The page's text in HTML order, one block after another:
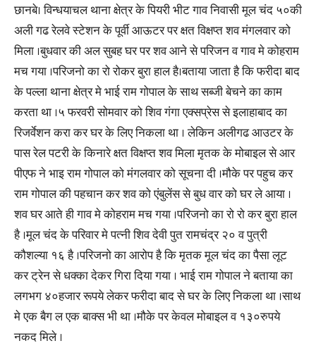
छानबे। विन्धयाचल थाना क्षेत्र के पियरी भीट गाव निवासी मूल चंद ५०की
अली गढ रेलवे स्टेशन के पूर्वी आऊटर पर क्षत विक्षप्त शव मंगलवार को
मिला ।बुधवार की अल सुबह घर पर शव आने से परिजन व गाव मे कोहराम
मच गया ।परिजनो का रो रोकर बुरा हाल है।बताया जाता है कि फरीदा बाद
के पल्ला थाना क्षेत्र मे भाई राम गोपाल के साथ सब्जी बेचने का काम
करता था ।५ फरवरी सोमवार को शिव गंगा एक्सप्रेस से इलाहाबाद का
रिजर्वेशन करा कर घर के लिए निकला था । लेकिन अलीगढ आउटर के
पास रेल पटरी के किनारे क्षत विक्षप्त शव मिला मृतक के मोबाइल से आर
पीएफ ने भाइ राम गोपाल को मंगलवार को सूचना दी ।मौके पर पहुच कर
राम गोपाल की पहचान कर शव को एंबुलेंस से बुध वार को घर ले आया ।
शव घर आते ही गाव मे कोहराम मच गया ।परिजनो का रो रो कर बुरा हाल
है ।मूल चंद के परिवार मे पत्नी शिव देवी पुत रामचंद्र २० व पुत्री
कौशल्या १६ है ।परिजनो का आरोप है कि मृतक मूल चंद का पैसा लूट
कर ट्रेन से धक्का देकर गिरा दिया गया । भाई राम गोपाल ने बताया का
लगभग ४०हजार रूपये लेकर फरीदा बाद से घर के लिए निकला था ।साथ
मे एक बैग ल एक बाक्स भी था ।मौके पर केवल मोबाइल व १३०रुपये
नकद मिले ।